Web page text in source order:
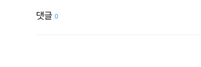
댓글 0